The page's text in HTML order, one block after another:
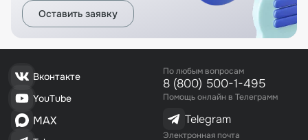
Оставить заявку
Вконтакте
YouTube
MAX
По любым вопросам
8 (800) 500-1-495
Помощь онлайн в Телеграмм
Telegram
Электронная почта